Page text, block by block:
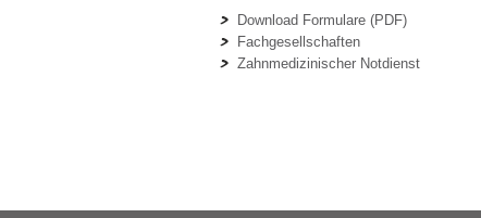
Download Formulare (PDF)
Fachgesellschaften
Zahnmedizinischer Notdienst